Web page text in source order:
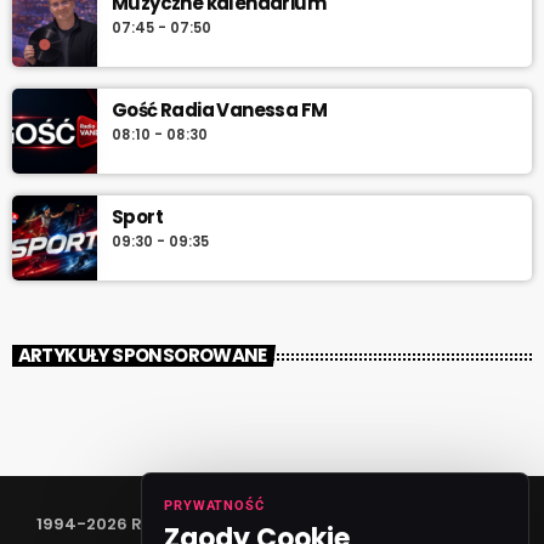
07:45 - 07:50
Gość Radia Vanessa FM
08:10 - 08:30
Sport
09:30 - 09:35
ARTYKUŁY SPONSOROWANE
1994-2026 RADIO VANESSA SPÓŁKA Z O.O
PRYWATNOŚĆ